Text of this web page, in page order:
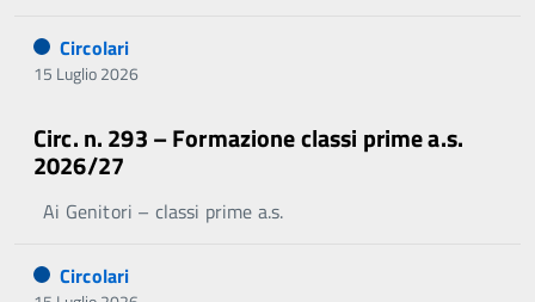
Circolari
15 Luglio 2026
Circ. n. 293 – Formazione classi prime a.s.
2026/27
Ai Genitori – classi prime a.s.
Circolari